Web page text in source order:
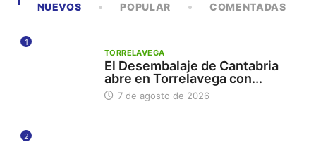
NUEVOS POPULAR COMENTADAS
1
TORRELAVEGA
El Desembalaje de Cantabria
abre en Torrelavega con...
7 de agosto de 2026
2